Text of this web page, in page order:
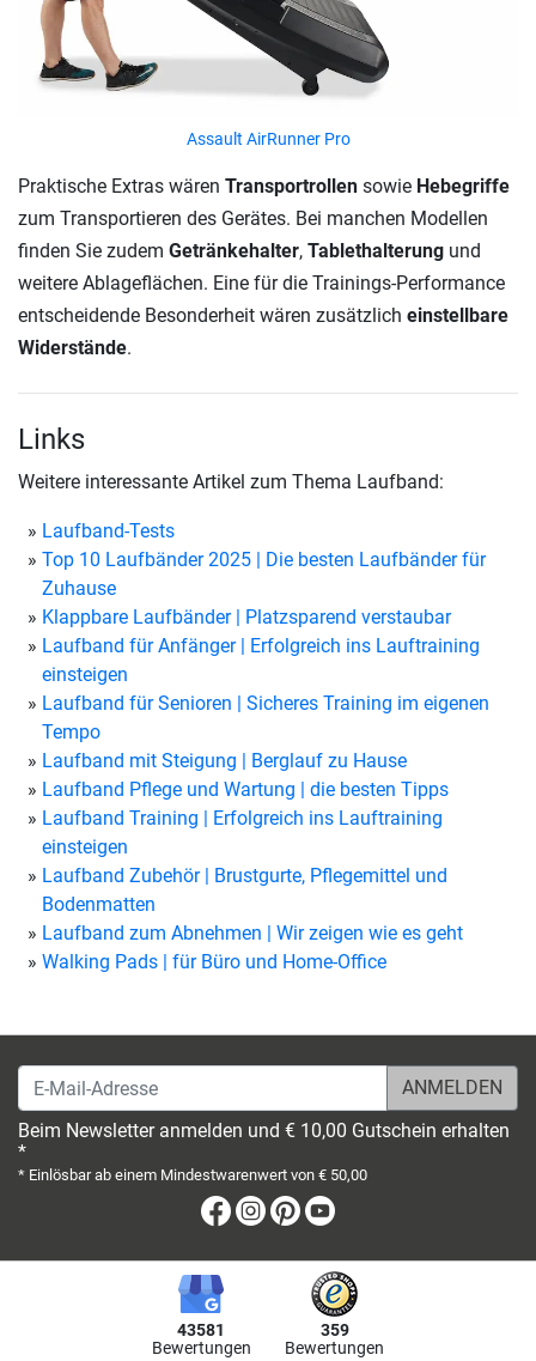
Assault AirRunner Pro
Praktische Extras wären Transportrollen sowie Hebegriffe
zum Transportieren des Gerätes. Bei manchen Modellen
finden Sie zudem Getränkehalter, Tablethalterung und
weitere Ablageflächen. Eine für die Trainings-Performance
entscheidende Besonderheit wären zusätzlich einstellbare
Widerstände.
Links
Weitere interessante Artikel zum Thema Laufband:
Laufband-Tests
Top 10 Laufbänder 2025 | Die besten Laufbänder für
Zuhause
Klappbare Laufbänder | Platzsparend verstaubar
Laufband für Anfänger | Erfolgreich ins Lauftraining
einsteigen
Laufband für Senioren | Sicheres Training im eigenen
Tempo
Laufband mit Steigung | Berglauf zu Hause
Laufband Pflege und Wartung | die besten Tipps
Laufband Training | Erfolgreich ins Lauftraining
einsteigen
Laufband Zubehör | Brustgurte, Pflegemittel und
Bodenmatten
Laufband zum Abnehmen | Wir zeigen wie es geht
Walking Pads | für Büro und Home-Office
E-Mail-Adresse
Beim Newsletter anmelden und € 10,00 Gutschein erhalten
*
* Einlösbar ab einem Mindestwarenwert von € 50,00
Facebook
Instagram
Pinterest
43581
Bewertungen
359
Bewertungen